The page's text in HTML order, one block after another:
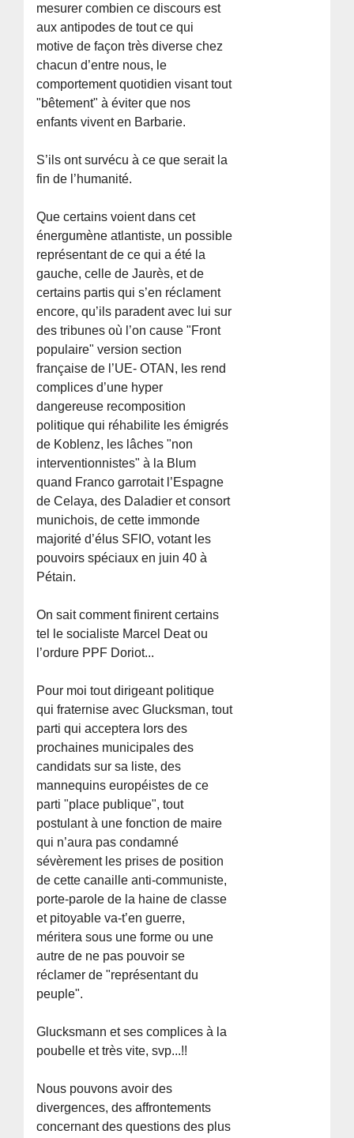
mesurer combien ce discours est
aux antipodes de tout ce qui
motive de façon très diverse chez
chacun d’entre nous, le
comportement quotidien visant tout
"bêtement" à éviter que nos
enfants vivent en Barbarie.
S’ils ont survécu à ce que serait la
fin de l’humanité.
Que certains voient dans cet
énergumène atlantiste, un possible
représentant de ce qui a été la
gauche, celle de Jaurès, et de
certains partis qui s’en réclament
encore, qu’ils paradent avec lui sur
des tribunes où l’on cause "Front
populaire" version section
française de l’UE- OTAN, les rend
complices d’une hyper
dangereuse recomposition
politique qui réhabilite les émigrés
de Koblenz, les lâches "non
interventionnistes" à la Blum
quand Franco garrotait l’Espagne
de Celaya, des Daladier et consort
munichois, de cette immonde
majorité d’élus SFIO, votant les
pouvoirs spéciaux en juin 40 à
Pétain.
On sait comment finirent certains
tel le socialiste Marcel Deat ou
l’ordure PPF Doriot...
Pour moi tout dirigeant politique
qui fraternise avec Glucksman, tout
parti qui acceptera lors des
prochaines municipales des
candidats sur sa liste, des
mannequins européistes de ce
parti "place publique", tout
postulant à une fonction de maire
qui n’aura pas condamné
sévèrement les prises de position
de cette canaille anti-communiste,
porte-parole de la haine de classe
et pitoyable va-t’en guerre,
méritera sous une forme ou une
autre de ne pas pouvoir se
réclamer de "représentant du
peuple".
Glucksmann et ses complices à la
poubelle et très vite, svp...!!
Nous pouvons avoir des
divergences, des affrontements
concernant des questions des plus